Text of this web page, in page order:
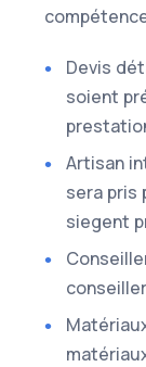
Devis
soient
Artisan
sera pris
siegent